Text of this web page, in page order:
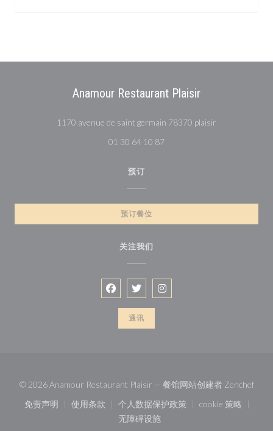
Anamour Restaurant Plaisir
1170 avenue de saint germain 78370 plaisir
01 30 64 10 87
预订
预订餐位
关注我们
Facebook ((在新窗口中打开))
Twitter ((在新窗口中打开))
Instagram ((在新窗口中打
通讯
© 2026 Anamour Restaurant Plaisir — 餐馆网站创建者 Zenchef((在
免责声明
((在新窗口中打开))
使用条款
((在新窗口中打开))
个人数据保护政策
((在新窗口中打开))
cookie 策略
((在新窗口
无障碍设施
((在新窗口中打开))